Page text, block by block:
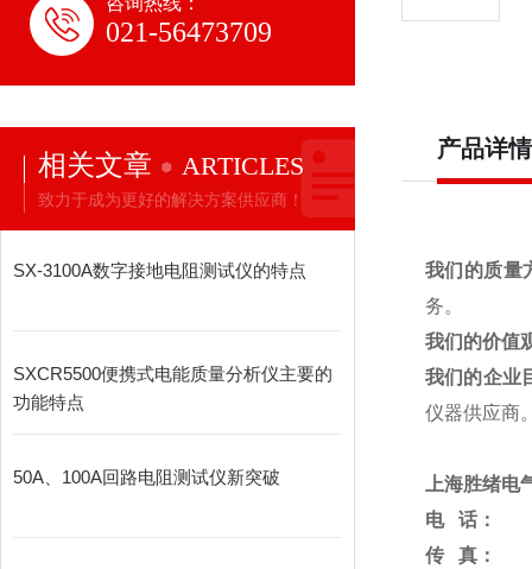
021-56473709
相关文章 ARTICLES
致力于成为更好的解决方案供应商！
SX-3100A数字接地电阻测试仪的特点
SXCR5500便携式电能质量分析仪主要的
功能特点
50A、100A回路电阻测试仪新突破
产品详情
我们的质量
务。
我们的价值
我们的企业
仪器供应商
上海胜绪电
电
话：
传
真：